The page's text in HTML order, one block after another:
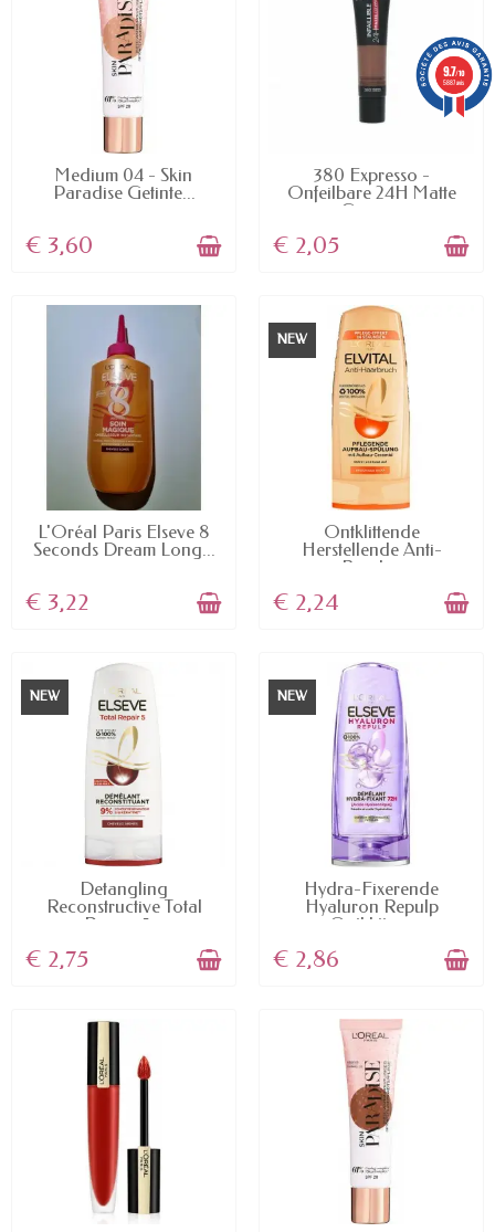
AVAILABLE
Medium 04 - Skin
Paradise Getinte...
€ 3,60
AVAILABLE
380 Expresso -
Onfeilbare 24H Matte
Cover...
€ 2,05
AVAILABLE
L'Oréal Paris Elseve 8
Seconds Dream Long...
€ 3,22
NEW
AVAILABLE
Ontklittende
Herstellende Anti-
Breuk...
€ 2,24
NEW
AVAILABLE
Detangling
Reconstructive Total
Repair 5...
€ 2,75
NEW
AVAILABLE
Hydra-Fixerende
Hyaluron Repulp
Ontklitter...
€ 2,86
9.7/10
5887 avis